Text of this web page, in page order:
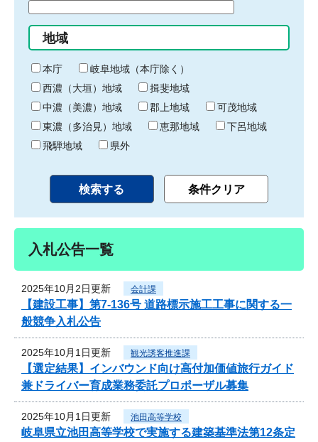
始
り
間
終
わ
り
地域
本庁
岐阜地域（本庁除く）
西濃（大垣）地域
揖斐地域
中濃（美濃）地域
郡上地域
可茂地域
東濃（多治見）地域
恵那地域
下呂地域
飛騨地域
県外
入札公告一覧
2025年10月2日更新 会計課
【建設工事】第7-136号 道路標示施工工事に関する一
般競争入札公告
2025年10月1日更新 観光誘客推進課
【選定結果】インバウンド向け高付加価値旅行ガイド
兼ドライバー育成業務委託プロポーザル募集
2025年10月1日更新 池田高等学校
岐阜県立池田高等学校で実施する建築基準法第12条定